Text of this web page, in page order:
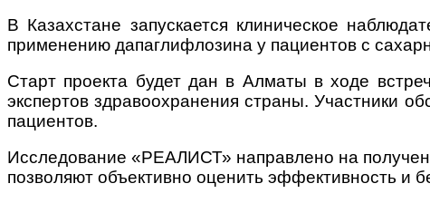
В Казахстане запускается клиническое
применению дапаглифлозина у пациентов с
Старт проекта будет дан в Алматы в ходе
экспертов здравоохранения страны. Участники
пациентов.
Исследование «РЕАЛИСТ» направлено на
позволяют объективно оценить эффективность и